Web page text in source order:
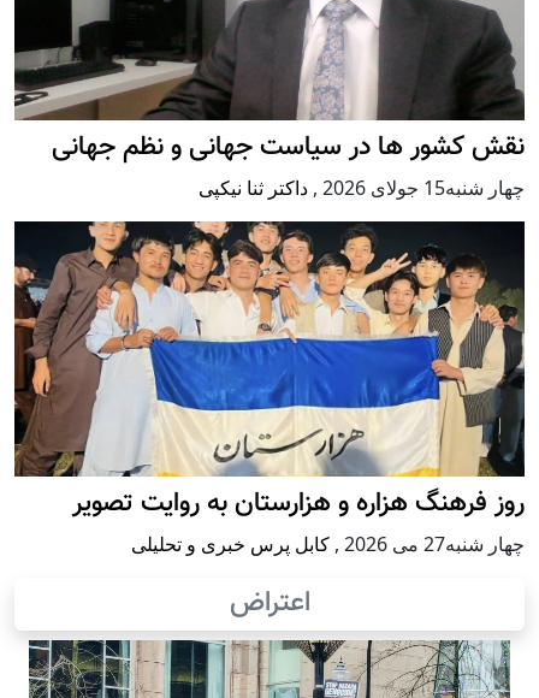
نقش کشور ها در سیاست جهانی و نظم جهانی
چهار شنبه15 جولای 2026 , داکتر ثنا نیکپی
روز فرهنگ هزاره و هزارستان به روایت تصویر
چهار شنبه27 می 2026 , کابل پرس خبری و تحلیلی
اعتراض